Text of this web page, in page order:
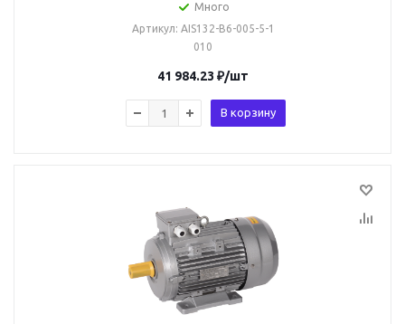
Много
Артикул: AIS132-B6-005-5-1
010
41 984.23 ₽/шт
В корзину